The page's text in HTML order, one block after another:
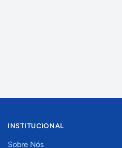
INSTITUCIONAL
Sobre Nós